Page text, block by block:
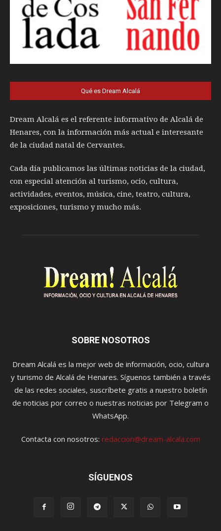
Qué es Dream Alcalá
Dream Alcalá es el referente informativo de Alcalá de
Henares, con la información más actual e interesante
de la ciudad natal de Cervantes.
Cada día publicamos las últimas noticias de la ciudad,
con especial atención al turismo, ocio, cultura,
actividades, eventos, música, cine, teatro, cultura,
exposiciones, turismo y mucho más.
SOBRE NOSOTROS
Dream Alcalá es la mejor web de información, ocio, cultura
y turismo de Alcalá de Henares. Síguenos también a través
de las redes sociales, suscríbete gratis a nuestro boletín
de noticias por correo o nuestras noticias por Telegram o
WhatsApp.
Contacta con nosotros: redaccion@dream-alcala.com
SÍGUENOS